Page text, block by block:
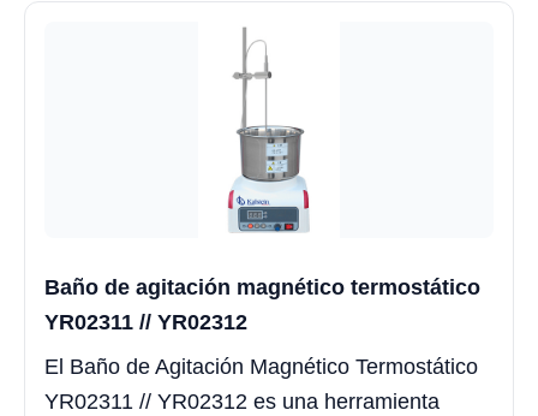
Baño de agitación magnético termostático
YR02311 // YR02312
El Baño de Agitación Magnético Termostático
YR02311 // YR02312 es una herramienta